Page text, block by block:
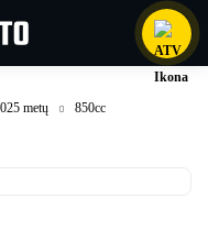
metų
850cc